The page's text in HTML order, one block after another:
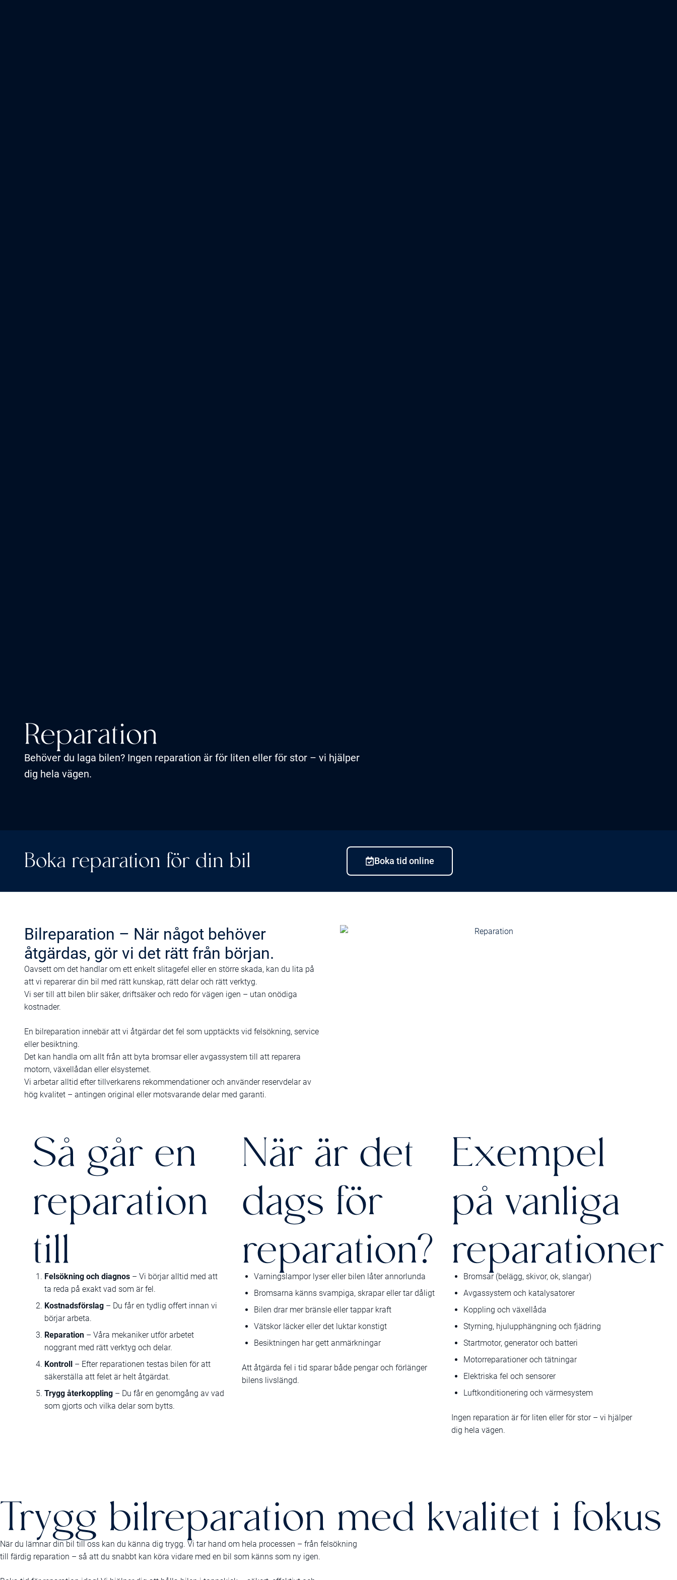
Reparation
Behöver du laga bilen? Ingen reparation är för liten eller för stor – vi hjälper
dig hela vägen.
Boka reparation för din bil Boka tid online
Bilreparation – När något behöver
åtgärdas, gör vi det rätt från början.
Oavsett om det handlar om ett enkelt slitagefel eller en större skada, kan du lita på
att vi reparerar din bil med rätt kunskap, rätt delar och rätt verktyg.
Vi ser till att bilen blir säker, driftsäker och redo för vägen igen – utan onödiga
kostnader.
En bilreparation innebär att vi åtgärdar det fel som upptäckts vid felsökning, service
eller besiktning.
Det kan handla om allt från att byta bromsar eller avgassystem till att reparera
motorn, växellådan eller elsystemet.
Vi arbetar alltid efter tillverkarens rekommendationer och använder reservdelar av
hög kvalitet – antingen original eller motsvarande delar med garanti.
Så går en
reparation
till
Felsökning och diagnos – Vi börjar alltid med att
ta reda på exakt vad som är fel.
Kostnadsförslag – Du får en tydlig offert innan vi
börjar arbeta.
Reparation – Våra mekaniker utför arbetet
noggrant med rätt verktyg och delar.
Kontroll
– Efter reparationen testas bilen för att
säkerställa att felet är helt åtgärdat.
Trygg återkoppling – Du får en genomgång av vad
som gjorts och vilka delar som bytts.
När är det
dags för
reparation?
Varningslampor lyser eller bilen låter annorlunda
Bromsarna känns svampiga, skrapar eller tar dåligt
Bilen drar mer bränsle eller tappar kraft
Vätskor läcker eller det luktar konstigt
Besiktningen har gett anmärkningar
Att åtgärda fel i tid sparar både pengar och förlänger
bilens livslängd.
Exempel
på vanliga
reparationer
Bromsar (belägg, skivor, ok, slangar)
Avgassystem och katalysatorer
Koppling och växellåda
Styrning, hjulupphängning och fjädring
Startmotor, generator och batteri
Motorreparationer och tätningar
Elektriska fel och sensorer
Luftkonditionering och värmesystem
Ingen reparation är för liten eller för stor – vi hjälper
dig hela vägen.
Trygg bilreparation med kvalitet i fokus
När du lämnar din bil till oss kan du känna dig trygg. Vi tar hand om hela processen – från felsökning
till färdig reparation – så att du snabbt kan köra vidare med en bil som känns som ny igen.